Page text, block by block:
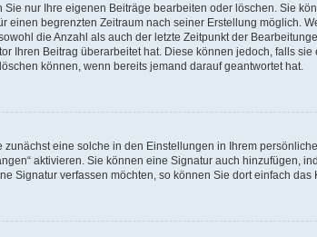
nur Ihre eigenen Beiträge bearbeiten oder löschen. Sie
einen begrenzten Zeitraum nach seiner Erstellung möglich.
die Anzahl als auch der letzte Zeitpunkt der
Ihren Beitrag überarbeitet hat. Diese können jedoch, falls
können, wenn bereits jemand darauf geantwortet hat.
eine solche in den Einstellungen in Ihrem
aktivieren. Sie können eine Signatur auch hinzufügen,
Signatur verfassen möchten, so können Sie dort einfach das